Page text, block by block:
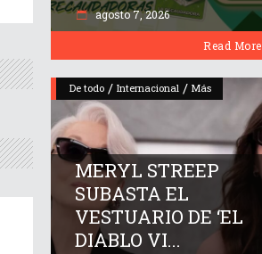
agosto 7, 2026
Read More
De todo / Internacional / Más
MERYL STREEP
SUBASTA EL
VESTUARIO DE ‘EL
DIABLO VI...